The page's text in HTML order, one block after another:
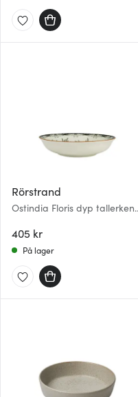
Rörstrand
Ostindia Floris dyp tallerken
405 kr
På lager